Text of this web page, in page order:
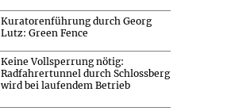
Kuratorenführung durch Georg
Lutz: Green Fence
Keine Vollsperrung nötig:
Radfahrertunnel durch Schlossberg
wird bei laufendem Betrieb